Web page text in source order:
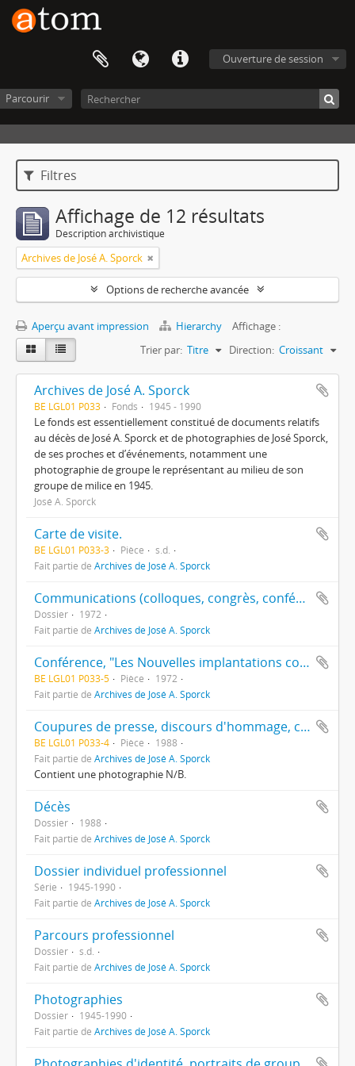
Ouverture de session
Parcourir
Filtres
Affichage de 12 résultats
Description archivistique
Archives de José A. Sporck
Options de recherche avancée
Aperçu avant impression Hierarchy
Affichage :
Trier par: Titre Direction: Croissant
Archives de José A. Sporck
BE LGL01 P033 Fonds 1945 - 1990
Le fonds est essentiellement constitué de documents relatifs
au décès de José A. Sporck et de photographies de José Sporck,
de ses proches et d’événements, notamment une
photographie de groupe le représentant au milieu de son
groupe de milice en 1945.
José A. Sporck
Carte de visite.
BE LGL01 P033-3 Pièce
s.d.
Fait partie de Archives de José A. Sporck
Communications (colloques, congrès, conférences, séminaires)
Dossier
1972
Fait partie de Archives de José A. Sporck
Conférence, "Les Nouvelles implantations commerciales dans la métropole liégeoise", Société d'études et d'expansion, 01/03/1972 : carton d'invitation.
BE LGL01 P033-5 Pièce
1972
Fait partie de Archives de José A. Sporck
Coupures de presse, discours d'hommage, correspondance, liste de distintions honorifique.
BE LGL01 P033-4 Pièce
1988
Fait partie de Archives de José A. Sporck
Contient une photographie N/B.
Décès
Dossier
1988
Fait partie de Archives de José A. Sporck
Dossier individuel professionnel
Série
1945-1990
Fait partie de Archives de José A. Sporck
Parcours professionnel
Dossier
s.d.
Fait partie de Archives de José A. Sporck
Photographies
Dossier
1945-1990
Fait partie de Archives de José A. Sporck